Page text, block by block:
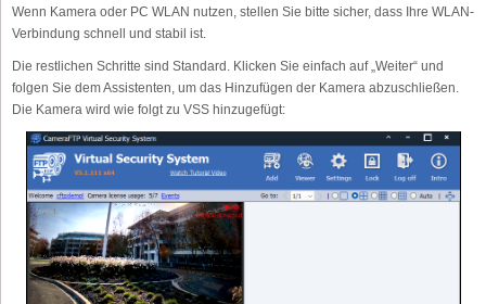
Wenn Kamera oder PC WLAN nutzen, stellen Sie bitte sicher, dass Ihre WLAN-
Verbindung schnell und stabil ist.
Die restlichen Schritte sind Standard. Klicken Sie einfach auf „Weiter“ und
folgen Sie dem Assistenten, um das Hinzufügen der Kamera abzuschließen.
Die Kamera wird wie folgt zu VSS hinzugefügt: